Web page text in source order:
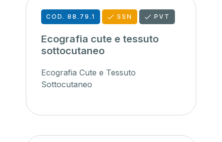
COD. 88.79.1 SSN PVT
Ecografia cute e tessuto
sottocutaneo
Ecografia Cute e Tessuto
Sottocutaneo